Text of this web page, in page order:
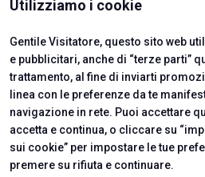
Utilizziamo i cookie
Gentile Visitatore, questo sito web
e pubblicitari, anche di “terze parti”
trattamento, al fine di inviarti
linea con le preferenze da te
navigazione in rete. Puoi accettare
accetta e continua, o cliccare su
sui cookie” per impostare le tue
premere su rifiuta e continuare.